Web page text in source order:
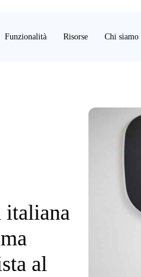
Funzionalità Risorse Chi siamo
italiana
al